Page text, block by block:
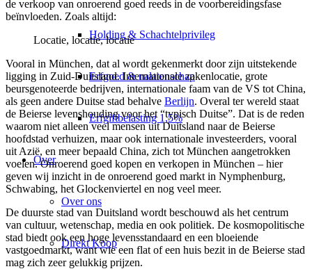
Holding & Schachtelprivileg
Erfgoed & nalatenschap
Erfgiftbelasting 1,5%
Over
Over ons
Direkt Koop
de verkoop van onroerend goed reeds in de voorbereidingsfase
beïnvloeden. Zoals altijd:
Locatie, locatie, locatie
Vooral in München, dat al wordt gekenmerkt door zijn uitstekende
ligging in Zuid-Duitsland. Internationale zakenlocatie, grote
beursgenoteerde bedrijven, internationale faam van de VS tot China,
als geen andere Duitse stad behalve Berlijn. Overal ter wereld staat
de Beierse levenshouding voor het “typisch Duitse”. Dat is de reden
waarom niet alleen veel mensen uit Duitsland naar de Beierse
hoofdstad verhuizen, maar ook internationale investeerders, vooral
uit Azië, en meer bepaald China, zich tot München aangetrokken
voelen. Onroerend goed kopen en verkopen in München – hier
geven wij inzicht in de onroerend goed markt in Nymphenburg,
Schwabing, het Glockenviertel en nog veel meer.
De duurste stad van Duitsland wordt beschouwd als het centrum
van cultuur, wetenschap, media en ook politiek. De kosmopolitische
stad biedt ook een hoge levensstandaard en een bloeiende
vastgoedmarkt, want wie een flat of een huis bezit in de Beierse stad
mag zich zeer gelukkig prijzen.